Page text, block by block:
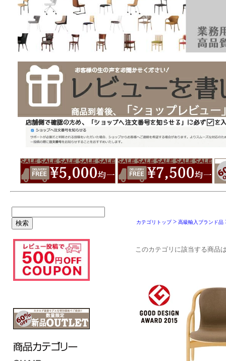
カテゴリトップ> 高級輸入ブランド品
このカテゴリに該当する商品